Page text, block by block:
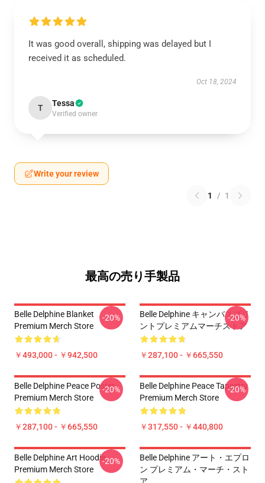
It was good overall, shipping was delayed but I
received it as scheduled.
Oct 18, 2024
T Tessa
Verified owner
Write your review
1 / 1
最高の売り手製品
Belle Delphine Blanket
Premium Merch Store
￥493,000 - ￥942,500
-20%
Belle Delphine キャンバスプリ
ントプレミアムマーチストア
￥287,100 - ￥665,550
-20%
Belle Delphine Peace Poster
Premium Merch Store
￥287,100 - ￥665,550
-20%
Belle Delphine Peace Tapestry
Premium Merch Store
￥317,550 - ￥440,800
-20%
Belle Delphine Art Hoodie
Premium Merch Store
-20%
Belle Delphine アート・エプロ
ン プレミアム・マーチ・スト